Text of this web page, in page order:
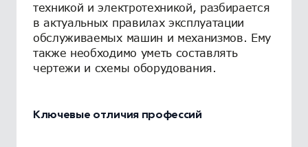
техникой и электротехникой, разбирается
в актуальных правилах эксплуатации
обслуживаемых машин и механизмов. Ему
также необходимо уметь составлять
чертежи и схемы оборудования.
Ключевые отличия профессий